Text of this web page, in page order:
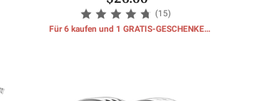
(15)
Für 6 kaufen und 1 GRATIS-GESCHENKE